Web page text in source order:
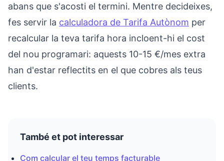
abans que s'acosti el termini. Mentre decideixes,
fes servir la calculadora de Tarifa Autònom per
recalcular la teva tarifa hora incloent-hi el cost
del nou programari: aquests 10-15 €/mes extra
han d'estar reflectits en el que cobres als teus
clients.
També et pot interessar
Com calcular el teu temps facturable